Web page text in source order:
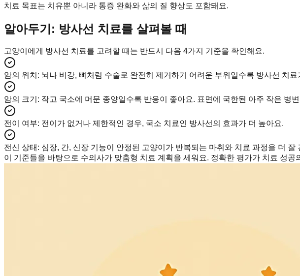
치료 목표는 치유뿐 아니라 통증 완화와 삶의 질 향상도 포함돼요.
알아두기: 방사선 치료를 살펴볼 때
고양이에게 방사선 치료를 고려할 때는 반드시 다음 4가지 기준을 확인해요.
암의 위치 : 뇌나 비강, 뼈처럼 수술로 완전히 제거하기 어려운 부위일수록 방사선 치
암의 크기 : 작고 국소에 머문 종양일수록 반응이 좋아요. 표면에 국한된 아주 작은 병
전이 여부: 전이가 없거나 제한적인 경우, 국소 치료인 방사선의 효과가 더 높아요.
전신 상태 : 심장, 간, 신장 기능이 안정된 고양이가 반복되는 마취와 치료 과정을 더 잘
이 기준들을 바탕으로 수의사가 맞춤형 치료 계획을 세워요. 정확한 평가가 치료 성공